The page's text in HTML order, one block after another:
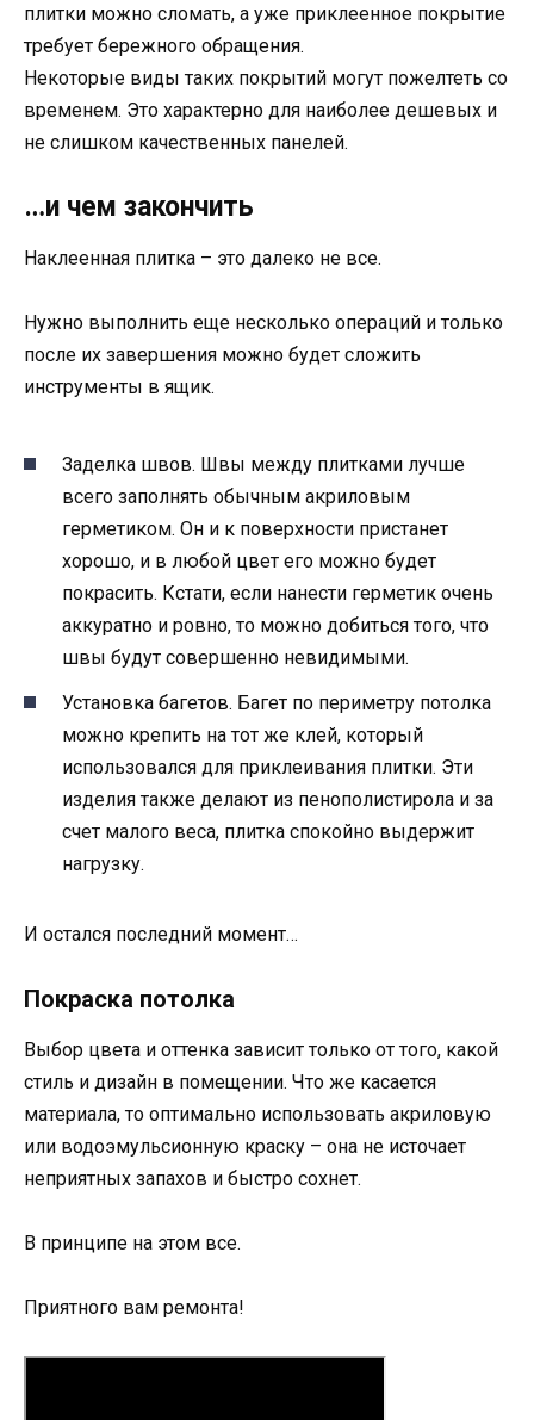
плитки можно сломать, а уже приклеенное покрытие
требует бережного обращения.
Некоторые виды таких покрытий могут пожелтеть со
временем. Это характерно для наиболее дешевых и
не слишком качественных панелей.
…и чем закончить
Наклеенная плитка – это далеко не все.
Нужно выполнить еще несколько операций и только
после их завершения можно будет сложить
инструменты в ящик.
Заделка швов. Швы между плитками лучше
всего заполнять обычным акриловым
герметиком. Он и к поверхности пристанет
хорошо, и в любой цвет его можно будет
покрасить. Кстати, если нанести герметик очень
аккуратно и ровно, то можно добиться того, что
швы будут совершенно невидимыми.
Установка багетов. Багет по периметру потолка
можно крепить на тот же клей, который
использовался для приклеивания плитки. Эти
изделия также делают из пенополистирола и за
счет малого веса, плитка спокойно выдержит
нагрузку.
И остался последний момент…
Покраска потолка
Выбор цвета и оттенка зависит только от того, какой
стиль и дизайн в помещении. Что же касается
материала, то оптимально использовать акриловую
или водоэмульсионную краску – она не источает
неприятных запахов и быстро сохнет.
В принципе на этом все.
Приятного вам ремонта!